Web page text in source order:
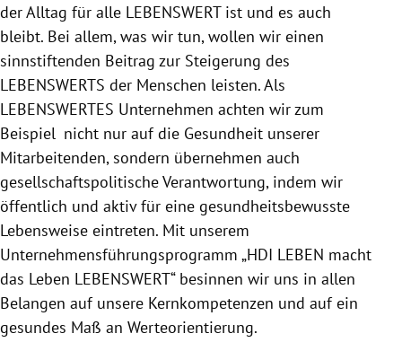
der Alltag für alle LEBENSWERT ist und es auch
bleibt. Bei allem, was wir tun, wollen wir einen
sinnstiftenden Beitrag zur Steigerung des
LEBENSWERTS der Menschen leisten. Als
LEBENSWERTES Unternehmen achten wir zum
Beispiel nicht nur auf die Gesundheit unserer
Mitarbeitenden, sondern übernehmen auch
gesellschaftspolitische Verantwortung, indem wir
öffentlich und aktiv für eine gesundheitsbewusste
Lebensweise eintreten. Mit unserem
Unternehmensführungsprogramm „HDI LEBEN macht
das Leben LEBENSWERT“ besinnen wir uns in allen
Belangen auf unsere Kernkompetenzen und auf ein
gesundes Maß an Werteorientierung.